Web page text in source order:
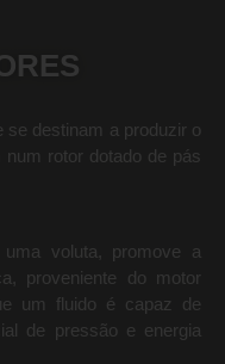
se destinam a produzir o
rotor dotado de pás
voluta, promove a
proveniente do motor
um fluido é capaz de
de pressão e energia